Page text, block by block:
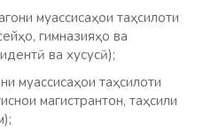
муассисаҳои таҳсилоти
гимназияҳо ва
ва хусусӣ);
муассисаҳои таҳсилоти
магистрантон, таҳсили